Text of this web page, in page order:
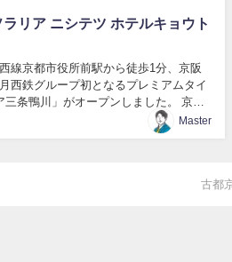
リア ニシテツ ホテルキョウト
線京都市役所前駅から徒歩1分、京阪
西鉄グループ初となるプレミアムタイ
条鴨川」がオープンしました。 京都
Master
古都